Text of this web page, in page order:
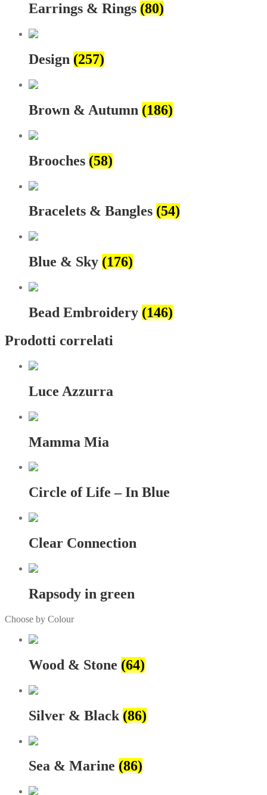
Earrings & Rings (80)
Design (257)
Brown & Autumn (186)
Brooches (58)
Bracelets & Bangles (54)
Blue & Sky (176)
Bead Embroidery (146)
Prodotti correlati
Luce Azzurra
Mamma Mia
Circle of Life – In Blue
Clear Connection
Rapsody in green
Choose by Colour
Wood & Stone (64)
Silver & Black (86)
Sea & Marine (86)